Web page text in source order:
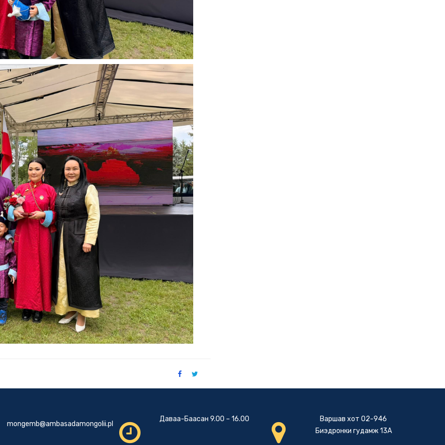
mongemb@ambasadamongolii.pl
Даваа-Баасан 9.00 – 16.00
Варшав хот 02-946
Биэдронки гудамж 13А